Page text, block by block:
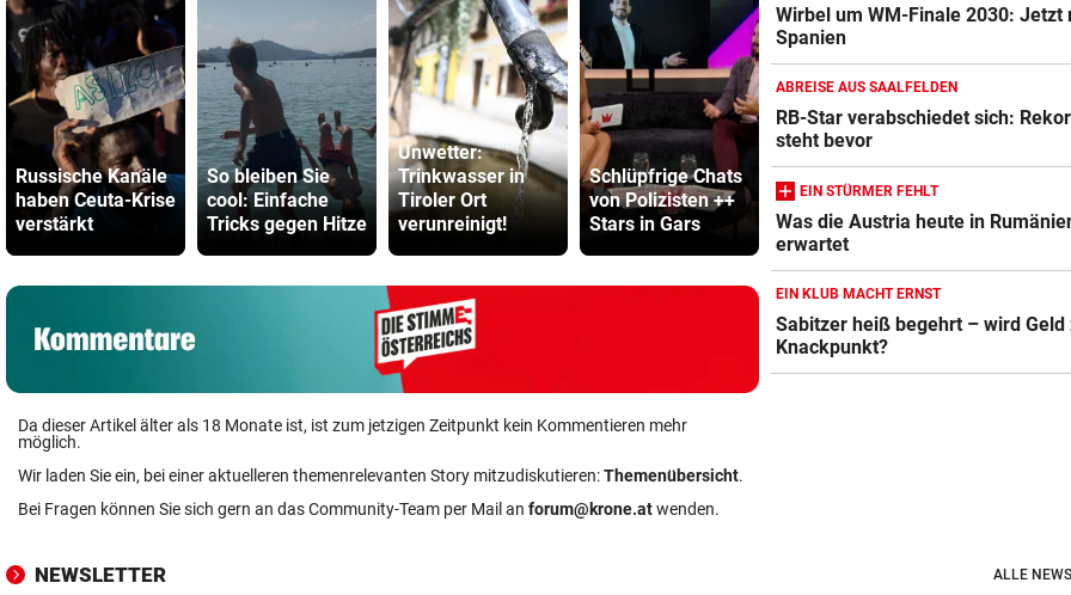
Russische Kanäle
haben Ceuta-Krise
verstärkt
So bleiben Sie
cool: Einfache
Tricks gegen Hitze
Unwetter:
Trinkwasser in
Tiroler Ort
verunreinigt!
Schlüpfrige Chats
von Polizisten ++
Stars in Gars
Auf der A9: Frau
aus Unfallwrack
befreit
Flirt im
Da dieser Artikel älter als 18 Monate ist, ist zum jetzigen Zeitpunkt kein Kommentieren mehr
möglich.
Wir laden Sie ein, bei einer aktuelleren themenrelevanten Story mitzudiskutieren:Themenübersicht.
Bei Fragen können Sie sich gern an das Community-Team per Mail an forum@krone.atwenden.
Wirbel um WM-Finale 2030: Jetzt
Spanien
ABREISE AUS SAALFELDEN
RB-Star verabschiedet sich:
steht bevor
EIN STÜRMER FEHLT
Was die Austria heute in
erwartet
EIN KLUB MACHT ERNST
Sabitzer heiß begehrt – wird Geld
Knackpunkt?
NEWSLETTER ALLE